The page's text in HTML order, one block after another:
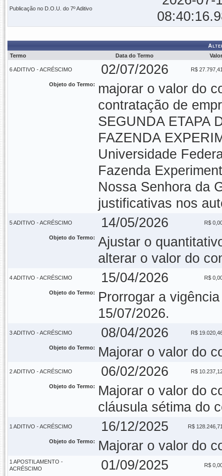
Publicação no D.O.U. do 7º Aditivo
Termo
Data do Termo Valor
6 ADITIVO - ACRÉSCIMO 02/07/2026 R$
Objeto do Termo:
majorar o valor do
contratação de
SEGUNDA ETAPA
FAZENDA
Universidade
Fazenda
Nossa Senhora da
justificativas nos
5 ADITIVO - ACRÉSCIMO 14/05/2026 R$
Objeto do Termo: Ajustar o
alterar o valor do
4 ADITIVO - ACRÉSCIMO 15/04/2026 R$
Objeto do Termo:
Prorrogar a
15/07/2026.
3 ADITIVO - ACRÉSCIMO 08/04/2026 R$
Objeto do Termo: Majorar o valor do
2 ADITIVO - ACRÉSCIMO 06/02/2026 R$
Objeto do Termo:
Majorar o valor do
cláusula sétima do
1 ADITIVO - ACRÉSCIMO 16/12/2025 R$
Objeto do Termo: Majorar o valor do
1 APOSTILAMENTO -
ACRÉSCIMO
01/09/2025 R$